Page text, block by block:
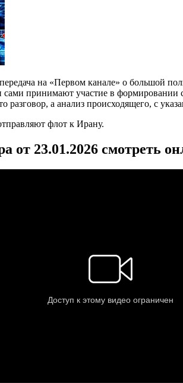
на «Первом канале» о большой
принимают участие в формировании
разговор, а анализ происходящего, с
флот к Ирану.
от 23.01.2026 смотреть